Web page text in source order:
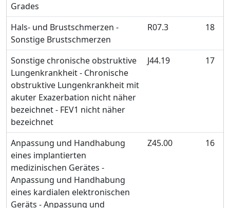
Grades
Hals- und Brustschmerzen -
Sonstige Brustschmerzen
R07.3 18
Sonstige chronische obstruktive
Lungenkrankheit - Chronische
obstruktive Lungenkrankheit mit
akuter Exazerbation nicht näher
bezeichnet - FEV1 nicht näher
bezeichnet
J44.19 17
Anpassung und Handhabung
eines implantierten
medizinischen Gerätes -
Anpassung und Handhabung
eines kardialen elektronischen
Geräts - Anpassung und
Z45.00 16